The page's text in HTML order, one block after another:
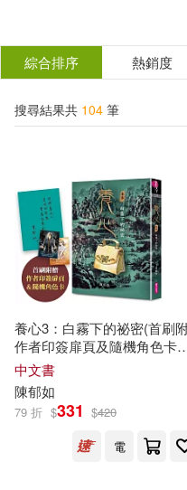
結
選
分類 (單選)
所有商品(104)
電子書(28) 有
展開
作者 (可複選)
陳郁如(83) 王
林哲璋(6) 傅
冷言(4) 寵物先
展
綜合排序 熱銷度
搜尋結果共 104 筆
養心3：白霧下的祕密(首刷
作者印簽扉頁及隨機角色卡
共兩款)
中文書
陳郁如
79 折 $331 $420
電